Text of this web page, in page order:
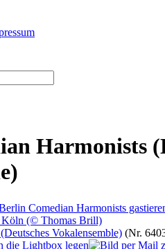
Harmonists
Vokalensemble) (Nr.